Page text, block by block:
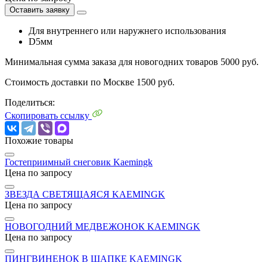
Оставить заявку
Для внутреннего или наружнего использования
D5мм
Минимальная сумма заказа для новогодних товаров 5000 руб.
Стоимость доставки по Москве 1500 руб.
Поделиться:
Скопировать ссылку
Похожие товары
Гостеприимный снеговик Kaemingk
Цена по запросу
ЗВЕЗДА СВЕТЯЩАЯСЯ KAEMINGK
Цена по запросу
НОВОГОДНИЙ МЕДВЕЖОНОК KAEMINGK
Цена по запросу
ПИНГВИНЕНОК В ШАПКЕ KAEMINGK